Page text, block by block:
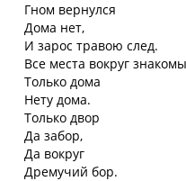
Гном вернулся
Дома нет,
И зарос травою след.
Все места вокруг
Только дома
Нету дома.
Только двор
Да забор,
Да вокруг
Дремучий бор.